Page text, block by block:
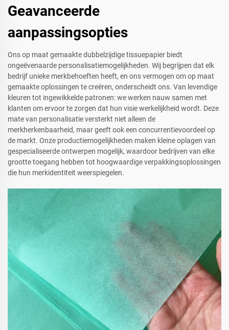
Geavanceerde
aanpassingsopties
Ons op maat gemaakte dubbelzijdige tissuepapier biedt
ongeëvenaarde personalisatiemogelijkheden. Wij begrijpen dat elk
bedrijf unieke merkbehoeften heeft, en ons vermogen om op maat
gemaakte oplossingen te creëren, onderscheidt ons. Van levendige
kleuren tot ingewikkelde patronen: we werken nauw samen met
klanten om ervoor te zorgen dat hun visie werkelijkheid wordt. Deze
mate van personalisatie versterkt niet alleen de
merkherkenbaarheid, maar geeft ook een concurrentievoordeel op
de markt. Onze productiemogelijkheden maken kleine oplagen van
gespecialiseerde ontwerpen mogelijk, waardoor bedrijven van elke
grootte toegang hebben tot hoogwaardige verpakkingsoplossingen
die hun merkidentiteit weerspiegelen.